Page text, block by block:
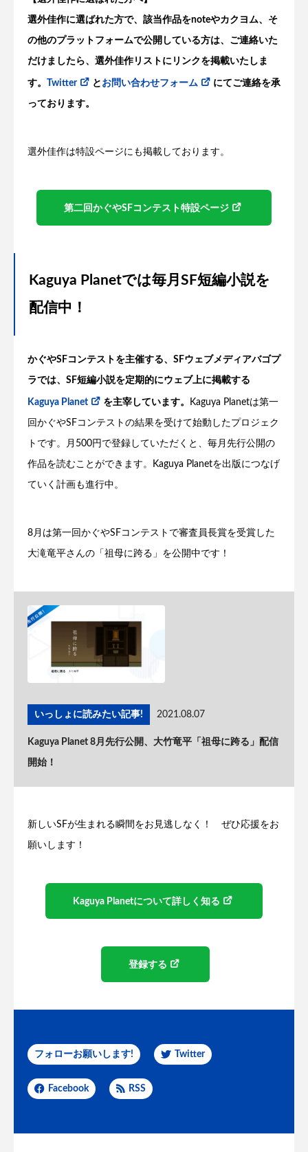
選外佳作に選ばれた方で、該当作品をnoteやカクヨム、そ
の他のプラットフォームで公開している方は、ご連絡いた
だけましたら、選外佳作リストにリンクを掲載いたしま
す。 Twitter と お問い合わせフォーム にてご連絡を承
っております。
選外佳作は特設ページにも掲載しております。
第二回かぐやSFコンテスト特設ページ
Kaguya Planetでは毎月SF短編小説を
配信中！
かぐやSFコンテストを主催する、SFウェブメディアバゴプ
ラでは、SF短編小説を定期的にウェブ上に掲載する
Kaguya Planet を主宰しています。 Kaguya Planetは第一
回かぐやSFコンテストの結果を受けて始動したプロジェク
トです。月500円で登録していただくと、毎月先行公開の
作品を読むことができます。Kaguya Planetを出版につなげ
ていく計画も進行中。
8月は第一回かぐやSFコンテストで審査員長賞を受賞した
大滝竜平さんの「祖母に跨る」を公開中です！
いっしょに読みたい記事! 2021.08.07
Kaguya Planet 8月先行公開、大竹竜平「祖母に跨る」配信
開始！
新しいSFが生まれる瞬間をお見逃しなく！ ぜひ応援をお
願いします！
Kaguya Planetについて詳しく知る
登録する
フォローお願いします! Twitter
Facebook RSS